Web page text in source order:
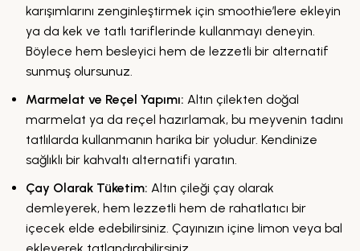
karışımlarını zenginleştirmek için smoothie’lere ekleyin
ya da kek ve tatlı tariflerinde kullanmayı deneyin.
Böylece hem besleyici hem de lezzetli bir alternatif
sunmuş olursunuz.
Marmelat ve Reçel Yapımı: Altın çilekten doğal
marmelat ya da reçel hazırlamak, bu meyvenin tadını
tatlılarda kullanmanın harika bir yoludur. Kendinize
sağlıklı bir kahvaltı alternatifi yaratın.
Çay Olarak Tüketim: Altın çileği çay olarak
demleyerek, hem lezzetli hem de rahatlatıcı bir
içecek elde edebilirsiniz. Çayınızın içine limon veya bal